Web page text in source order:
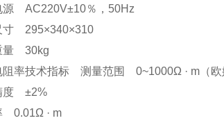
源 AC220V±10％，50Hz
寸 295×340×310
量 30kg
阻率技术指标 测量范围 0~1000Ω · m（欧
度 ±2%
0.01Ω · m